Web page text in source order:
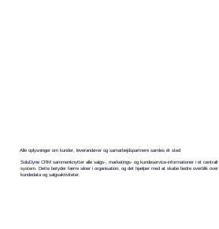
Alle oplysninger om kunder, leverandører og samarbejdspartnere samles ét sted
SoluDyne CRM sammenknytter alle salgs-, marketings- og kundeservice-informationer i et centralt
system. Dette betyder færre siloer i organisation, og det hjælper med at skabe bedre overblik over
kundedata og salgsaktiviteter.